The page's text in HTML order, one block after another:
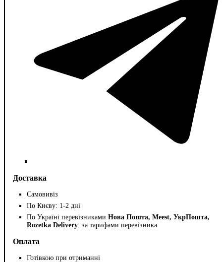
Доставка
Самовивіз
По Києву: 1-2 дні
По Україні перевізниками Нова Пошта, Meest, УкрПошта,
Rozetka Delivery: за тарифами перевізника
Оплата
Готівкою при отриманні